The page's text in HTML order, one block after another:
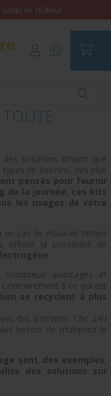
jusqu'au 16 Aout
solutions lithium que
de besoins, des plus
pensés pour fournir
de la journée, ces kits
les usages de votre
en cas de mauvais temps
offrent la possibilité de
avantages et
. Contrairement à ce qui est
se recyclent à plus
des batteries 12V, 24V
besoin de multipliez le
sont des exemples,
des solutions sur